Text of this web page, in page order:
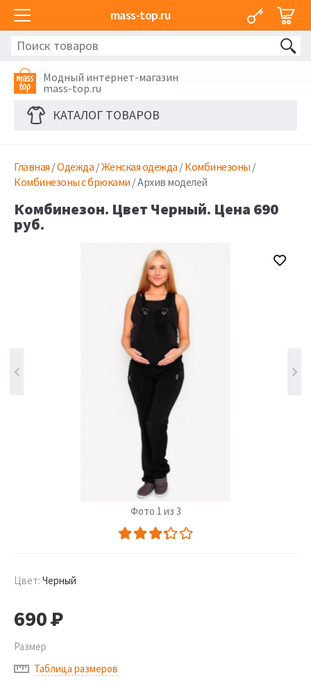
mass-top.ru
Модный интернет-магазин
mass-top.ru
КАТАЛОГ ТОВАРОВ
Главная /Одежда /Женская одежда /Комбинезоны /
Комбинезоны с брюками / Архив моделей
Комбинезон. Цвет Черный. Цена 690
руб.
Фото 1 из 3
Цвет: Черный
690Р
Размер
Таблица размеров